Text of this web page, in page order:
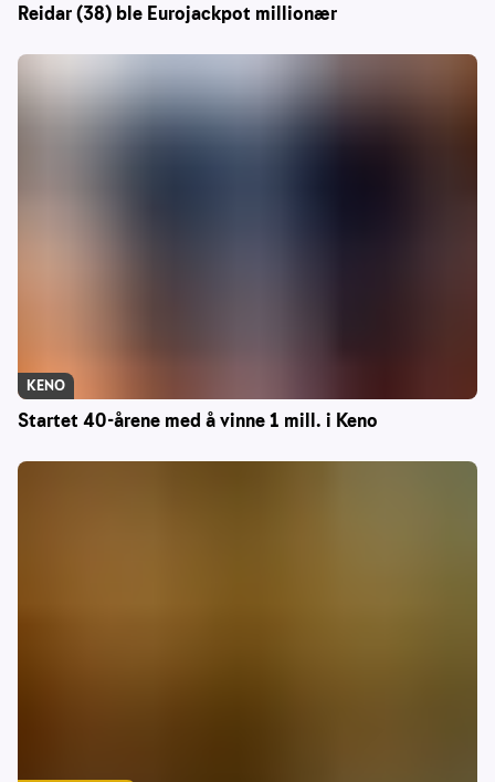
Reidar (38) ble Eurojackpot millionær
Startet 40-årene med å vinne 1 mill. i Keno
KENO